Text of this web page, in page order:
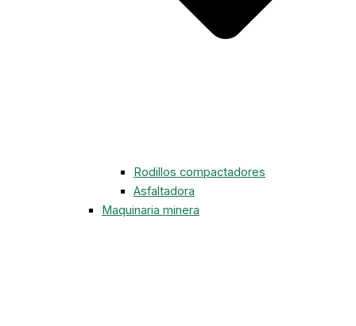
Rodillos compactadores
Asfaltadora
Maquinaria minera